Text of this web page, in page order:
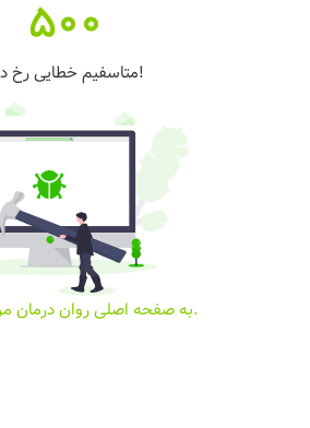
500
متاسفیم خطایی رخ داد!
به صفحه اصلی روان درمان مراجعه کنید.